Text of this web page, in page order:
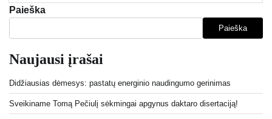
Paieška
Paieška
Naujausi įrašai
Didžiausias dėmesys: pastatų energinio naudingumo gerinimas
Sveikiname Tomą Pečiulį sėkmingai apgynus daktaro disertaciją!